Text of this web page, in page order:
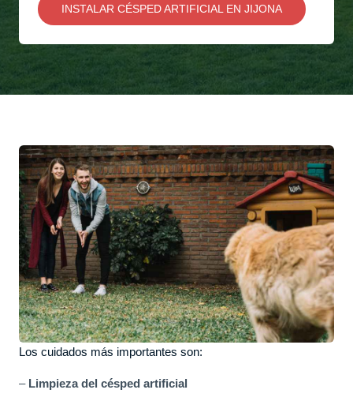
INSTALAR CÉSPED ARTIFICIAL EN JIJONA
Los cuidados más importantes son:
– Limpieza del césped artificial